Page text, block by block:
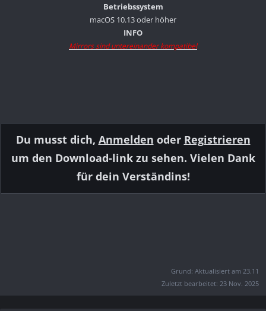
Betriebssystem
macOS 10.13 oder höher
INFO
Mirrors sind untereinander kompatibel
Du musst dich, Anmelden oder Registrieren
um den Download-link zu sehen. Vielen Dank
für dein Verständins!
Grund: Aktualisiert am 23.11
Zuletzt bearbeitet: 23 Nov. 2025